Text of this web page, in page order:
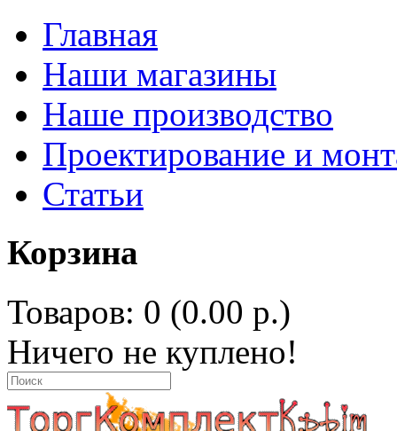
Главная
Наши магазины
Наше производство
Проектирование и
Статьи
Корзина
Товаров: 0 (0.00 р.)
Ничего не куплено!